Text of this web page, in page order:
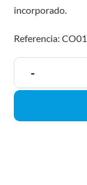
incorporado.
Referencia:
-